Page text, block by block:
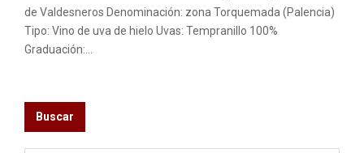
de Valdesneros Denominación: zona Torquemada (Palencia)
Tipo: Vino de uva de hielo Uvas: Tempranillo 100%
Graduación:...
Buscar